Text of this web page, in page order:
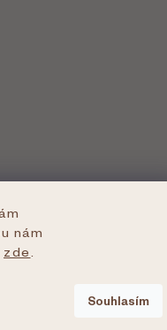
nám
zde
Souhlasím